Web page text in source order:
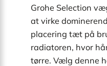
Grohe Selection
at virke
placering tæt på
radiatoren, hvor
tørre. Vælg denne